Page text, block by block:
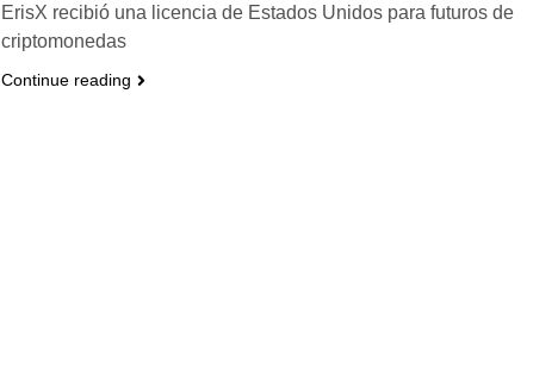
ErisX recibió una licencia de Estados Unidos para futuros de
criptomonedas
Continue reading